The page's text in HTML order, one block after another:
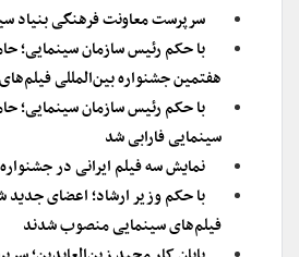
سرپرست معاونت فرهنگی بنیاد
با حکم رئیس سازمان سینمایی؛
هفتمین جشنواره بین‌المللی
با حکم رئیس سازمان سینمایی؛
سینمایی فارابی شد
نمایش سه فیلم ایرانی در
با حکم وزیر ارشاد؛ اعضای جدید
فیلم‌های سینمایی منصوب شدند